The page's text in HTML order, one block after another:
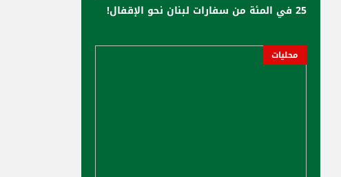
25 في المئة من سفارات لبنان نحو الإقفال!
محليات